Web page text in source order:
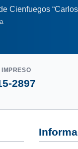
Cienfuegos
IMPRESO
2897